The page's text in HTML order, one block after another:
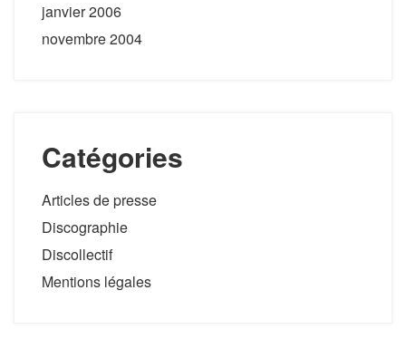
janvier 2006
novembre 2004
Catégories
Articles de presse
Discographie
Discollectif
Mentions légales